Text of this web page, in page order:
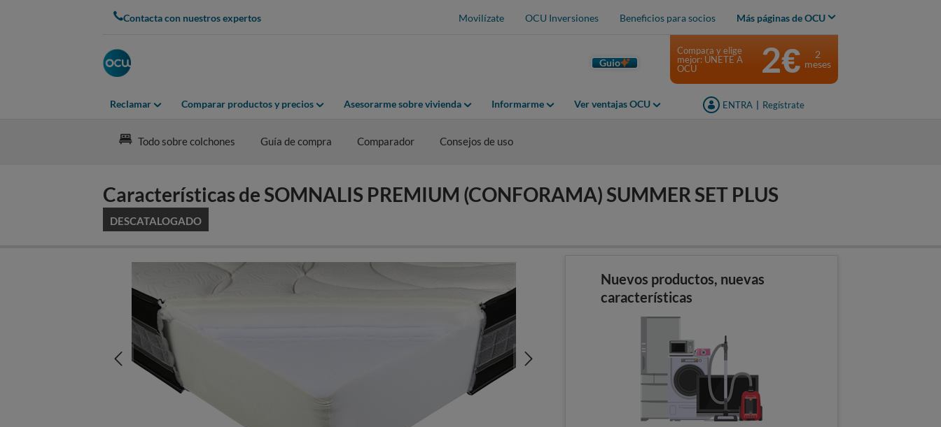
Contacta con nuestros expertos Movilízate OCU Inversiones Beneficios para socios Más páginas de OCU
Guio
Reclamar Comparar productos y precios Asesorarme sobre vivienda Informarme Ver ventajas OCU ENTRA Regístrate
Compara y elige
mejor: ÚNETE A
OCU
2€
2
meses
Todo sobre colchones Guía de compra Comparador Consejos de uso
Características de SOMNALIS PREMIUM (CONFORAMA) SUMMER SET PLUS
DESCATALOGADO
Nuevos productos, nuevas
características